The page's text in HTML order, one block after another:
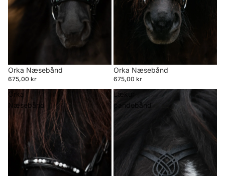
Orka Næsebånd
675,00 kr
Orka Næsebånd
675,00 kr
Orka
Næsebånd
Lækur
pandebånd